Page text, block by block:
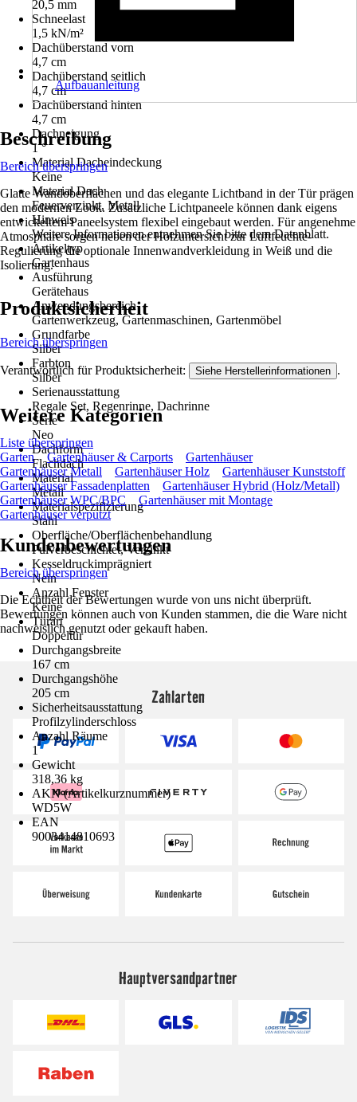
20,5 mm
Schneelast
1,5 kN/m²
Dachüberstand vorn
4,7 cm
Dachüberstand seitlich
4,7 cm
Dachüberstand hinten
4,7 cm
Dachneigung
1 °
Material Dacheindeckung
Keine
Material Dach
Feuerverzinkt, Metall
Hinweis
Weitere Informationen entnehmen Sie bitte dem Datenblatt.
Artikeltyp
Gartenhaus
Ausführung
Gerätehaus
Anwendungsbereich
Gartenwerkzeug, Gartenmaschinen, Gartenmöbel
Grundfarbe
Silber
Farbton
Silber
Serienausstattung
Regale Set, Regenrinne, Dachrinne
Serie
Neo
Dachform
Flachdach
Material
Metall
Materialspezifizierung
Stahl
Oberfläche/Oberflächenbehandlung
Pulverbeschichtet, Verzinkt
Kesseldruckimprägniert
Nein
Anzahl Fenster
Keine
Türart
Doppeltür
Durchgangsbreite
167 cm
Durchgangshöhe
205 cm
Sicherheitsausstattung
Profilzylinderschloss
Anzahl Räume
1
Gewicht
318,36 kg
AKN (Artikelkurznummer)
WD5W
EAN
9003414810693
Aufbauanleitung
Beschreibung
Bereich überspringen
Glatte Wandoberflächen und das elegante Lichtband in der Tür prägen
den modernen Look. Zusätzliche Lichtpaneele können dank eigens
entwickeltem Paneelsystem flexibel eingebaut werden. Für angenehme
Atmosphäre sorgen neben der Holzuntersicht zur Luftfeuchte-
Regulierung die optionale Innenwandverkleidung in Weiß und die
Isolierung.
Produktsicherheit
Bereich überspringen
Verantwortlich für Produktsicherheit: Siehe Herstellerinformationen .
Weitere Kategorien
Liste überspringen
Garten
Gartenhäuser & Carports
Gartenhäuser
Gartenhäuser Metall
Gartenhäuser Holz
Gartenhäuser Kunststoff
Gartenhäuser Fassadenplatten
Gartenhäuser Hybrid (Holz/Metall)
Gartenhäuser WPC/BPC
Gartenhäuser mit Montage
Gartenhäuser verputzt
Kundenbewertungen
Bereich überspringen
Die Echtheit der Bewertungen wurde von uns nicht überprüft.
Bewertungen können auch von Kunden stammen, die die Ware nicht
nachweislich genutzt oder gekauft haben.
Zahlarten
Hauptversandpartner